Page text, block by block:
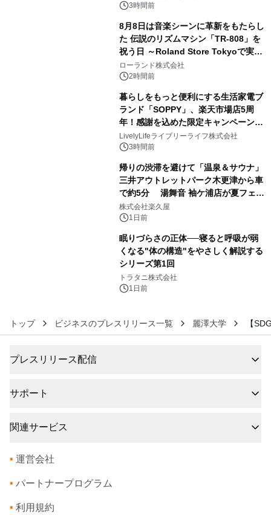
るパッケージ～ 9月1日(火)秋田県内で
3時間前
8月8日は音楽シーンに革新をもたらし
た 伝説のリズムマシン「TR-808」を
祝う日 ～Roland Store Tokyoで実機
を展示しての 記念キャンペーンを開
催 英国ラジオ「NTS」の 特別プログ
アーティストを フィーチャーしたアニ
メーションを公開～
ローランド株式会社
2時間前
暮らしをもっと便利にする生活家電ブ
ランド「SOPPY」、楽天市場店5周
年！感謝を込めた限定キャンペーンを
8月10日より開催
LivelyLifeライブリーライフ株式会社
3時間前
帰りの渋滞を避けて「温泉＆サウナ」
三井アウトレットパーク木更津から車
で約5分 湯舞音 袖ケ浦店が夏フェア
メニューを提供
株式会社楽久屋
1日前
眠りづらさの正体──寝ると呼吸が弱
くなる"体の構造"をやさしく解説する
シリーズ第1回
トラタニ株式会社
1日前
トップ ビジネスのプレスリリース一覧 麗澤大学 【
プレスリリース配信
サポート
関連サービス
• 運営会社
• パートナープログラム
• 利用規約